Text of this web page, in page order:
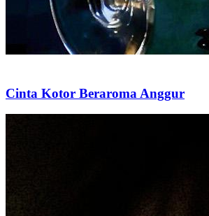
Cinta Kotor Beraroma Anggur